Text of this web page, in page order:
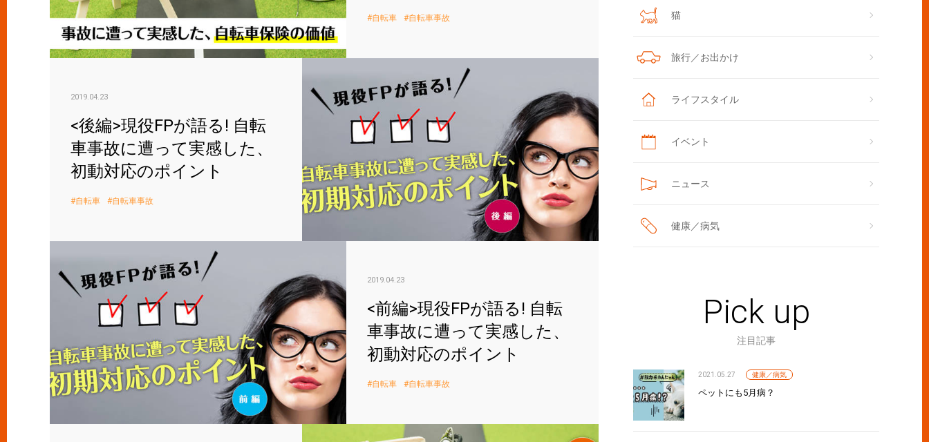
自転車 自転車事故
<後編>現役FPが語る! 自転車事故に遭って実感した、初動対応のポイ
2019.04.23
<後編>現役FPが語る! 自転
車事故に遭って実感した、
初動対応のポイント
自転車 自転車事故
2019.04.23
<前編>現役FPが語る! 自転
車事故に遭って実感した、
初動対応のポイント
自転車 自転車事故
猫
旅行／お出かけ
ライフスタイル
イベント
ニュース
健康／病気
Pick up
注目記事
2021.05.27 健康／病気
ペットにも5月病？